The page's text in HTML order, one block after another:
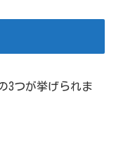
3つが挙げられま